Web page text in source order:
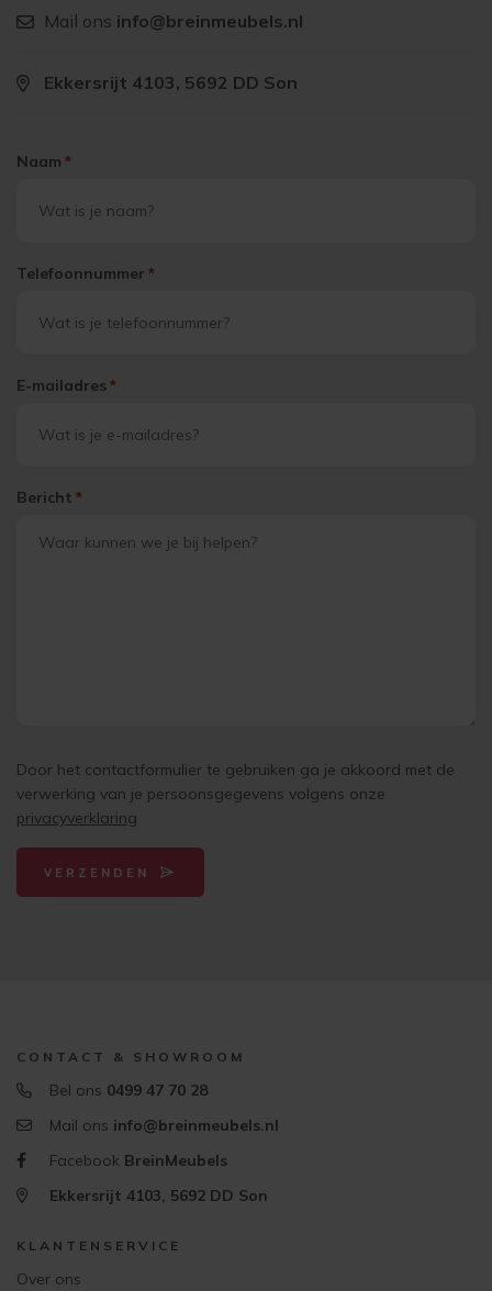
Mail ons info@breinmeubels.nl
Ekkersrijt 4103, 5692 DD Son
Naam *
Telefoonnummer *
E-mailadres *
Bericht *
Door het contactformulier te gebruiken ga je akkoord met de
verwerking van je persoonsgegevens volgens onze
privacyverklaring
VERZENDEN
CONTACT & SHOWROOM
Bel ons 0499 47 70 28
Mail ons info@breinmeubels.nl
Facebook BreinMeubels
Ekkersrijt 4103, 5692 DD Son
KLANTENSERVICE
Over ons